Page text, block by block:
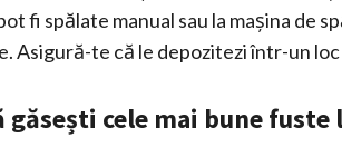
fi spălate manual sau la mașina de
Asigură-te că le depozitezi într-un
găsești cele mai bune fuste